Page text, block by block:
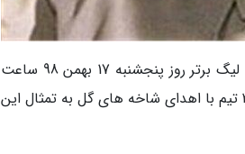
به گزارش گروه ورزشی خبرنگاران، دیدار 2تیم پرسپولیس و استقلال از هفته نوزدهم لیگ برتر روز پنجشنبه 17 بهمن 98 ساعت
15:30 در ورزشگاه آزادی تهران با نام شهید ابراهیم هادی برگزار می شود و بازیکنان 2 تیم با اهدای شاخه های گل به تمثال این